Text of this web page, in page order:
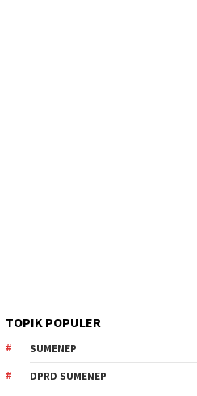
TOPIK POPULER
SUMENEP
DPRD SUMENEP